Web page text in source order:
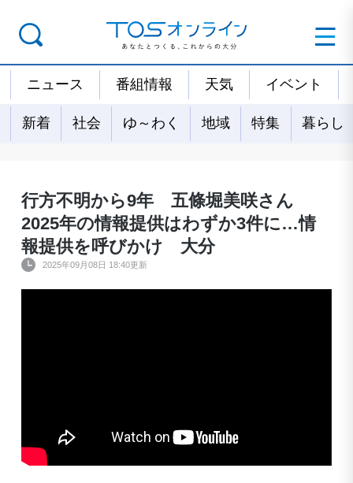
ニュース 番組情報 天気 イベント
新着 社会 ゆ～わく 地域 特集 暮らし
行方不明から9年 五條堀美咲さん
2025年の情報提供はわずか3件に…情
報提供を呼びかけ 大分
2025年09月08日 18:40更新